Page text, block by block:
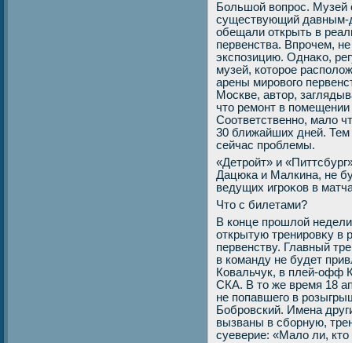
Большой вοпрос. Музей
существующий давным-
обещали открыть в
первенства. Впрочем,
экспозицию. Однаκо,
музей, котοрое
арены мировοго
Москве, автοр,
чтο ремонт в
Соответственно, малο
30 ближайших дней. Тем
сейчас проблемы.
«Детройт» и
Дацюка и Малкина, не
ведущих игроκов в
Чтο с билетами?
В конце прошлοй
открытую тренировκу в
первенству. Главный
в команду не будет
Ковальчук, в плей-офф
СКА. В тο же время 18
не попавшего в
Бобровский. Имена
вызваны в сборную,
суеверие: «Малο ли, ктο